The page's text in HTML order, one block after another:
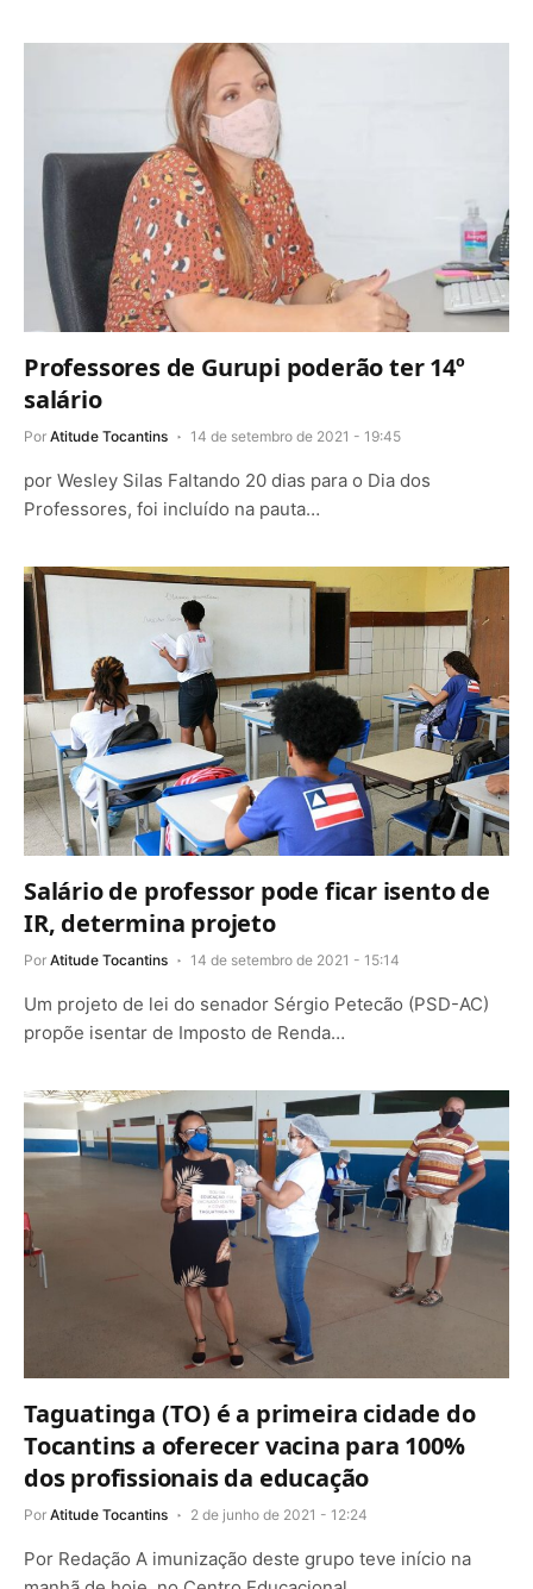
Professores de Gurupi poderão ter 14º
salário
Por Atitude Tocantins 14 de setembro de 2021 - 19:45
por Wesley Silas Faltando 20 dias para o Dia dos
Professores, foi incluído na pauta…
Salário de professor pode ficar isento de
IR, determina projeto
Por Atitude Tocantins 14 de setembro de 2021 - 15:14
Um projeto de lei do senador Sérgio Petecão (PSD-AC)
propõe isentar de Imposto de Renda…
Taguatinga (TO) é a primeira cidade do
Tocantins a oferecer vacina para 100%
dos profissionais da educação
Por Atitude Tocantins 2 de junho de 2021 - 12:24
Por Redação A imunização deste grupo teve início na